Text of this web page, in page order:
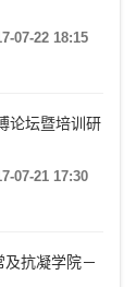
07-22 18:15
论坛暨培训研
07-21 17:30
抗凝学院－